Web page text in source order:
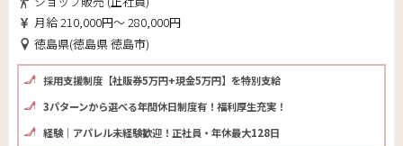
月給 210,000円～ 280,000円
徳島県(徳島県 徳島市)
採用支援制度【社販券5万円+現金5万円】を特別支給
3パターンから選べる年間休日制度有！福利厚生充実！
経験｜アパレル未経験歓迎！正社員・年休最大128日